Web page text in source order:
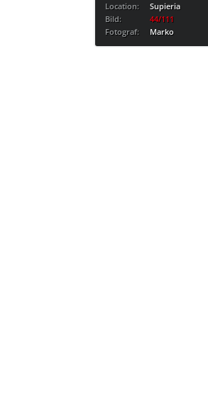
Location:
Supieria
Bild:
44/111
Fotograf:
Marko